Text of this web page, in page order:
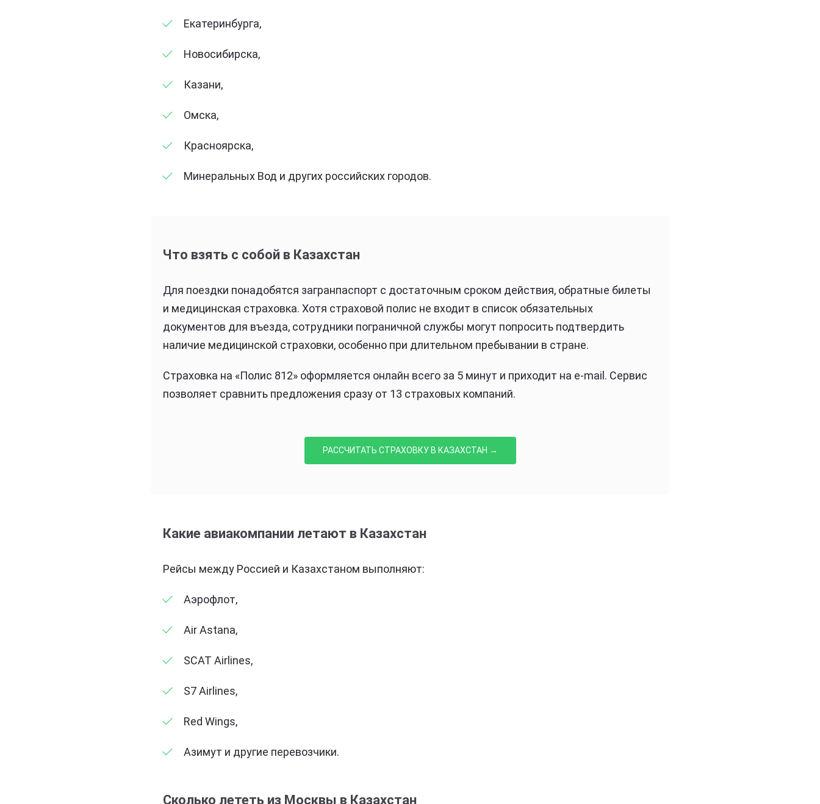
Екатеринбурга,
Новосибирска,
Казани,
Омска,
Красноярска,
Минеральных Вод и других российских городов.
Что взять с собой в Казахстан
Для поездки понадобятся загранпаспорт с достаточным сроком действия, обратные билеты
и медицинская страховка. Хотя страховой полис не входит в список обязательных
документов для въезда, сотрудники пограничной службы могут попросить подтвердить
наличие медицинской страховки, особенно при длительном пребывании в стране.
Страховка на «Полис 812» оформляется онлайн всего за 5 минут и приходит на e-mail. Сервис
позволяет сравнить предложения сразу от 13 страховых компаний.
РАССЧИТАТЬ СТРАХОВКУ В КАЗАХСТАН →
Какие авиакомпании летают в Казахстан
Рейсы между Россией и Казахстаном выполняют:
Аэрофлот,
Air Astana,
SCAT Airlines,
S7 Airlines,
Red Wings,
Азимут и другие перевозчики.
Сколько лететь из Москвы в Казахстан